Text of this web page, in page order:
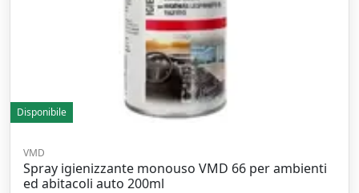
Disponibile
VMD
Spray igienizzante monouso VMD 66 per ambienti
ed abitacoli auto 200ml